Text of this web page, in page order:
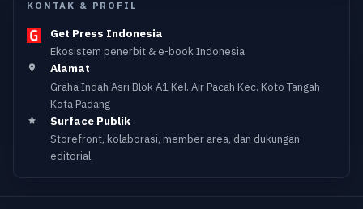
KONTAK & PROFIL
Get Press Indonesia
Ekosistem penerbit & e-book Indonesia.
Alamat
Graha Indah Asri Blok A1 Kel. Air Pacah Kec. Koto Tangah
Kota Padang
Surface Publik
Storefront, kolaborasi, member area, dan dukungan
editorial.